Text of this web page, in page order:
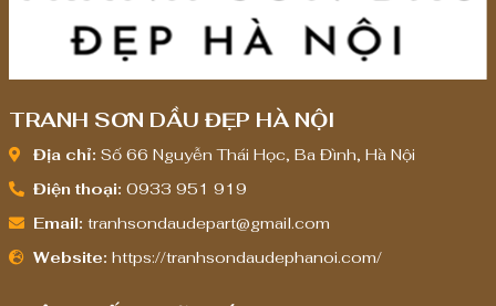
TRANH SƠN DẦU ĐẸP HÀ NỘI
Địa chỉ: Số 66 Nguyễn Thái Học, Ba Đình, Hà Nội
Điện thoại: 0933 951 919
Email: tranhsondaudepart@gmail.com
Website: https://tranhsondaudephanoi.com/